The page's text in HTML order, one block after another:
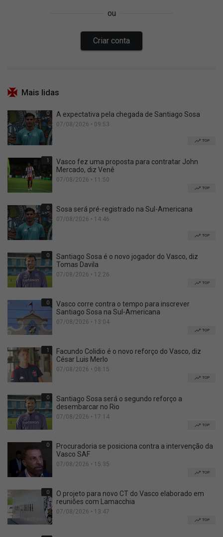
Mais lidas
0 A expectativa pela chegada de Santiago Sosa
07/08/2026 • 09:53
TOP
1
Vasco fez uma proposta para contratar John
Mercado, diz Venê
07/08/2026 • 11:50
TOP
0 Sosa será pré-registrado na Sul-Americana
07/08/2026 • 14:46
TOP
0
Santiago Sosa é o novo jogador do Vasco, diz
Tomas Davila
07/08/2026 • 12:26
TOP
0
Vasco corre contra o tempo para inscrever
Santiago Sosa na Sul-Americana
07/08/2026 • 13:04
TOP
1
Facundo Colidio é o novo reforço do Vasco, diz
César Luis Merlo
07/08/2026 • 08:15
TOP
0
Santiago Sosa será o segundo reforço a
desembarcar no Rio
07/08/2026 • 17:14
TOP
0
Procuradoria se posiciona contra a intervenção da
Vasco SAF
07/08/2026 • 15:35
TOP
0
O projeto para novo CT do Vasco elaborado em
reuniões com Lamacchia
07/08/2026 • 13:47
TOP